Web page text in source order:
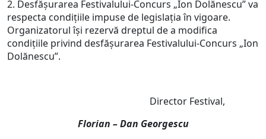
2. Desfășurarea Festivalului‐Concurs „Ion Dolănescu” va
respecta condițiile impuse de legislația în vigoare.
Organizatorul îşi rezervă dreptul de a modifica
condiţiile privind desfăşurarea Festivalului‐Concurs „Ion
Dolănescu”.
Director Festival,
Florian – Dan Georgescu